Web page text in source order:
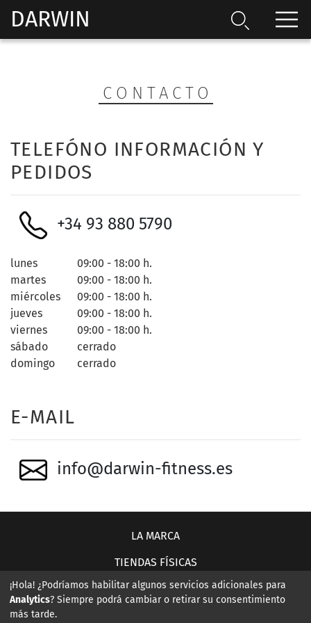
DARWIN
CONTACTO
TELEFÓNO INFORMACIÓN Y
PEDIDOS
+34 93 880 5790
lunes
09:00 - 18:00 h.
martes
09:00 - 18:00 h.
miércoles
09:00 - 18:00 h.
jueves
09:00 - 18:00 h.
viernes
09:00 - 18:00 h.
sábado
cerrado
domingo
cerrado
E-MAIL
info@darwin-fitness.es
LA MARCA
TIENDAS FÍSICAS
CONTACTO
¡Hola! ¿Podríamos habilitar algunos servicios adicionales para
Analytics? Siempre podrá cambiar o retirar su consentimiento
más tarde.